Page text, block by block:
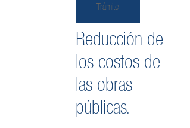
Trámite
Reducción de
los costos de
las obras
públicas.